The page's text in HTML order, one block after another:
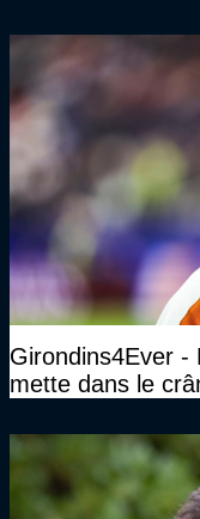
Girondins4Ever -
mette dans le